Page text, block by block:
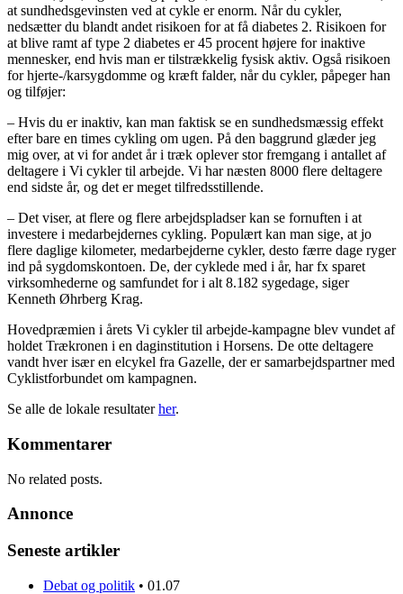
at sundhedsgevinsten ved at cykle er enorm. Når du cykler,
nedsætter du blandt andet risikoen for at få diabetes 2. Risikoen for
at blive ramt af type 2 diabetes er 45 procent højere for inaktive
mennesker, end hvis man er tilstrækkelig fysisk aktiv. Også risikoen
for hjerte-/karsygdomme og kræft falder, når du cykler, påpeger han
og tilføjer:
– Hvis du er inaktiv, kan man faktisk se en sundhedsmæssig effekt
efter bare en times cykling om ugen. På den baggrund glæder jeg
mig over, at vi for andet år i træk oplever stor fremgang i antallet af
deltagere i Vi cykler til arbejde. Vi har næsten 8000 flere deltagere
end sidste år, og det er meget tilfredsstillende.
– Det viser, at flere og flere arbejdspladser kan se fornuften i at
investere i medarbejdernes cykling. Populært kan man sige, at jo
flere daglige kilometer, medarbejderne cykler, desto færre dage ryger
ind på sygdomskontoen. De, der cyklede med i år, har fx sparet
virksomhederne og samfundet for i alt 8.182 sygedage, siger
Kenneth Øhrberg Krag.
Hovedpræmien i årets Vi cykler til arbejde-kampagne blev vundet af
holdet Trækronen i en daginstitution i Horsens. De otte deltagere
vandt hver især en elcykel fra Gazelle, der er samarbejdspartner med
Cyklistforbundet om kampagnen.
Se alle de lokale resultaterher.
Kommentarer
No related posts.
Annonce
Seneste artikler
Debat og politik • 01.07